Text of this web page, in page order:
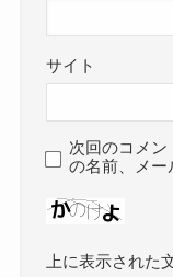
サイト
次回のコメン
の名前、メー
上に表示された